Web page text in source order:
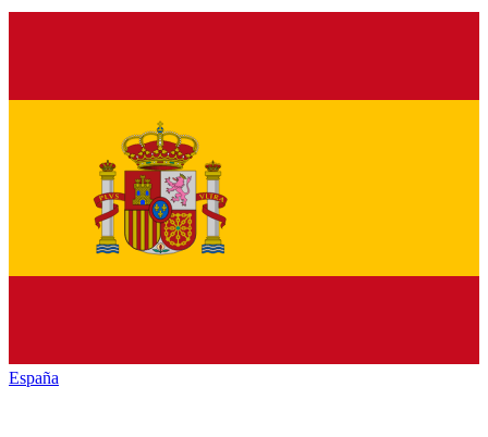
España